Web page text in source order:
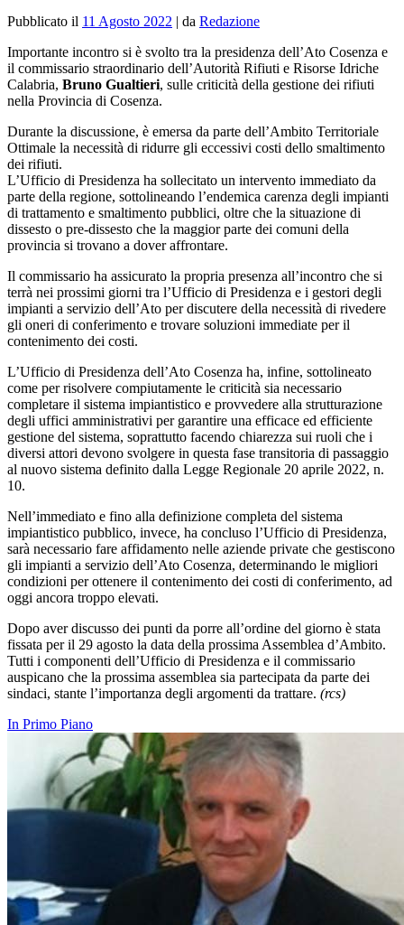
Pubblicato il 11 Agosto 2022 | da Redazione
Importante incontro si è svolto tra la presidenza dell’Ato Cosenza e
il commissario straordinario dell’Autorità Rifiuti e Risorse Idriche
Calabria, Bruno Gualtieri, sulle criticità della gestione dei rifiuti
nella Provincia di Cosenza.
Durante la discussione, è emersa da parte dell’Ambito Territoriale
Ottimale la necessità di ridurre gli eccessivi costi dello smaltimento
dei rifiuti.
L’Ufficio di Presidenza ha sollecitato un intervento immediato da
parte della regione, sottolineando l’endemica carenza degli impianti
di trattamento e smaltimento pubblici, oltre che la situazione di
dissesto o pre-dissesto che la maggior parte dei comuni della
provincia si trovano a dover affrontare.
Il commissario ha assicurato la propria presenza all’incontro che si
terrà nei prossimi giorni tra l’Ufficio di Presidenza e i gestori degli
impianti a servizio dell’Ato per discutere della necessità di rivedere
gli oneri di conferimento e trovare soluzioni immediate per il
contenimento dei costi.
L’Ufficio di Presidenza dell’Ato Cosenza ha, infine, sottolineato
come per risolvere compiutamente le criticità sia necessario
completare il sistema impiantistico e provvedere alla strutturazione
degli uffici amministrativi per garantire una efficace ed efficiente
gestione del sistema, soprattutto facendo chiarezza sui ruoli che i
diversi attori devono svolgere in questa fase transitoria di passaggio
al nuovo sistema definito dalla Legge Regionale 20 aprile 2022, n.
10.
Nell’immediato e fino alla definizione completa del sistema
impiantistico pubblico, invece, ha concluso l’Ufficio di Presidenza,
sarà necessario fare affidamento nelle aziende private che gestiscono
gli impianti a servizio dell’Ato Cosenza, determinando le migliori
condizioni per ottenere il contenimento dei costi di conferimento, ad
oggi ancora troppo elevati.
Dopo aver discusso dei punti da porre all’ordine del giorno è stata
fissata per il 29 agosto la data della prossima Assemblea d’Ambito.
Tutti i componenti dell’Ufficio di Presidenza e il commissario
auspicano che la prossima assemblea sia partecipata da parte dei
sindaci, stante l’importanza degli argomenti da trattare. (rcs)
In Primo Piano